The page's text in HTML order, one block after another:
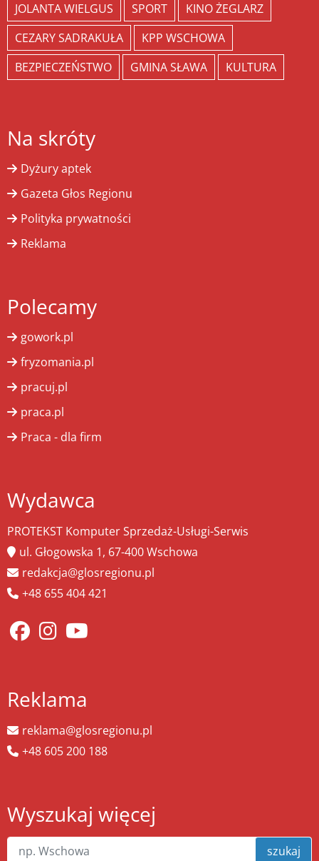
JOLANTA WIELGUS
SPORT
KINO ŻEGLARZ
CEZARY SADRAKUŁA
KPP WSCHOWA
BEZPIECZEŃSTWO
GMINA SŁAWA KULTURA
Na skróty
Dyżury aptek
Gazeta Głos Regionu
Polityka prywatności
Reklama
Polecamy
gowork.pl
fryzomania.pl
pracuj.pl
praca.pl
Praca - dla firm
Wydawca
PROTEKST Komputer Sprzedaż-Usługi-Serwis
ul. Głogowska 1, 67-400 Wschowa
redakcja@glosregionu.pl
+48 655 404 421
Reklama
reklama@glosregionu.pl
+48 605 200 188
Wyszukaj więcej
szukaj